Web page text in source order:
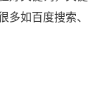
如百度搜索、